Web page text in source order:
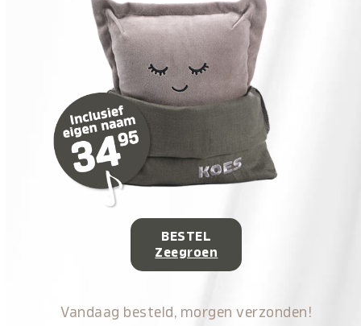
BESTEL
Zeegroen
Vandaag besteld, morgen verzonden!